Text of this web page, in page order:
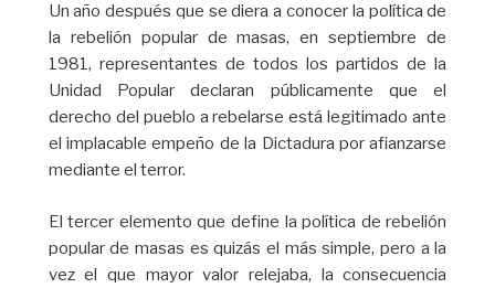
Un año después que se diera a conocer la política de
la rebelión popular de masas, en septiembre de
1981, representantes de todos los partidos de la
Unidad Popular declaran públicamente que el
derecho del pueblo a rebelarse está legitimado ante
el implacable empeño de la Dictadura por afianzarse
mediante el terror.
El tercer elemento que define la política de rebelión
popular de masas es quizás el más simple, pero a la
vez el que mayor valor relejaba, la consecuencia